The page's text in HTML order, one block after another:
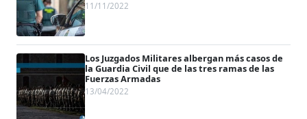
11/11/2022
Los Juzgados Militares albergan más casos de
la Guardia Civil que de las tres ramas de las
Fuerzas Armadas
13/04/2022